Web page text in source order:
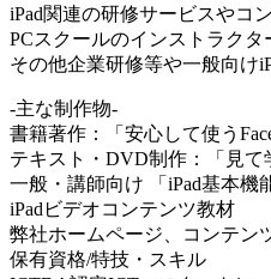
iPad関連の研修サービスやコ
PCスクールのインストラク
その他企業研修等や一般向け
-主な制作物-
書籍著作：「安心して使う
テキスト・DVD制作：「見て
一般・講師向け 「iPad基本機
iPadビデオコンテンツ教材
弊社ホームページ、コンテン
保有資格/特技・スキル